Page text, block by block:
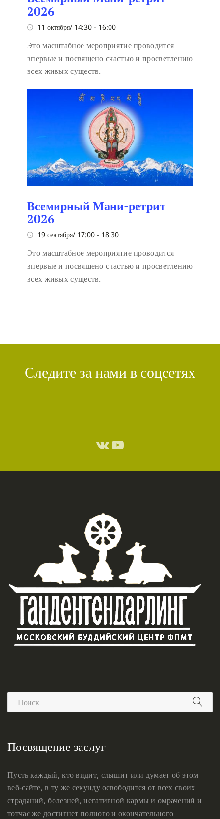
2026
11 октября/ 14:30 - 16:00
Это масштабное мероприятие проводится
впервые и посвящено счастью и просветлению
всех живых существ.
Всемирный Мани-ретрит
2026
19 сентября/ 17:00 - 18:30
Это масштабное мероприятие проводится
впервые и посвящено счастью и просветлению
всех живых существ.
Следите за нами в соцсетях
Посвящение заслуг
Пусть каждый, кто видит, слышит или думает об этом
веб-сайте, в ту же секунду освободится от всех своих
страданий, болезней, негативной кармы и омрачений и
тотчас же достигнет полного и окончательного